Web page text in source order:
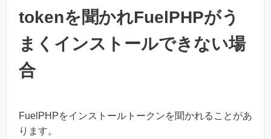
tokenを聞かれFuelPHPがう
まくインストールできない場
合
FuelPHPをインストールトークンを聞かれることがあ
ります。